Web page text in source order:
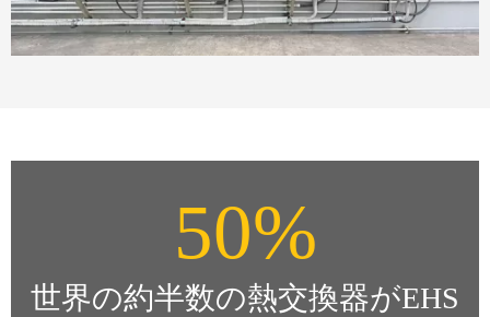
50%
世界の約半数の熱交換器がEHS